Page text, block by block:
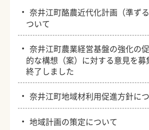
・奈井江町酪農近代化計画（準ず
ついて
・奈井江町農業経営基盤の強化の
的な構想（案）に対する意見を
終了しました
・奈井江町地域材利用促進方針に
・地域計画の策定について